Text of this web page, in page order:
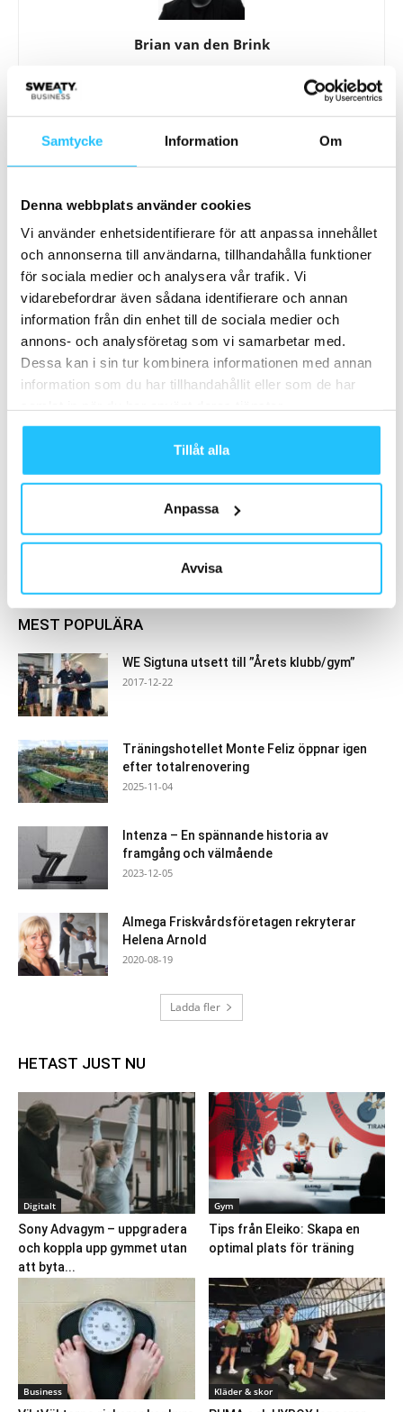
Samtycke Information Om
Denna webbplats använder cookies
Vi använder enhetsidentifierare för att anpassa innehållet
och annonserna till användarna, tillhandahålla funktioner
för sociala medier och analysera vår trafik. Vi
vidarebefordrar även sådana identifierare och annan
information från din enhet till de sociala medier och
annons- och analysföretag som vi samarbetar med.
Dessa kan i sin tur kombinera informationen med annan
information som du har tillhandahållit eller som de har
Tillåt alla
Anpassa
Avvisa
Brian van den Brink
Relaterade artiklar Mer av samma författare
Business
Fitness Brands samlar verksamheten i
ny miljöcertifierad anläggning i
Västerås
Fitness Brands lanserar e-handel
Emma Lundgren ny VD på Fitness
MEST POPULÄRA
WE Sigtuna utsett till ”Årets klubb/gym”
2017-12-22
Träningshotellet Monte Feliz öppnar igen
efter totalrenovering
2025-11-04
Intenza – En spännande historia av
framgång och välmående
2023-12-05
Almega Friskvårdsföretagen rekryterar
Helena Arnold
2020-08-19
Ladda fler
HETAST JUST NU
Digitalt
Sony Advagym – uppgradera
och koppla upp gymmet utan
att byta...
Gym
Tips från Eleiko: Skapa en
optimal plats för träning
Business Kläder & skor